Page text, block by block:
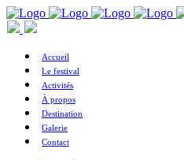
Accueil
Le festival
Activités
À propos
Destination
Galerie
Contact